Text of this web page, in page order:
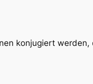
konjugiert